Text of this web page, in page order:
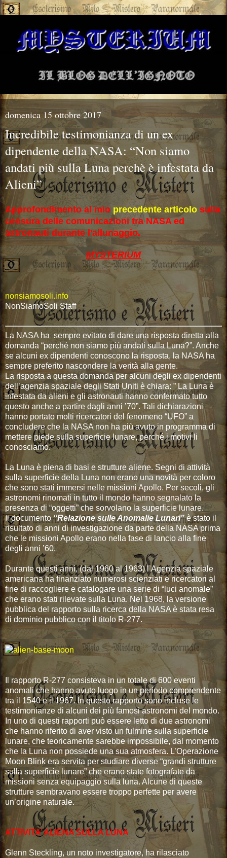
domenica 15 ottobre 2017
Incredibile testimonianza di un ex
dipendente della NASA: “Non siamo
andati più sulla Luna perchè è infestata da
Alieni”
Approfondimento al mio precedente articolo sulla
censura delle comunicazioni tra NASA ed
astronauti durante l'allunaggio.
MYSTERIUM
nonsiamosoli.info
NonSiamoSoli Staff
La NASA ha sempre evitato di dare una risposta diretta alla
domanda “perché non siamo più andati sulla Luna?”. Anche
se alcuni ex dipendenti conoscono la risposta, la NASA ha
sempre preferito nascondere la verità alla gente.
La risposta a questa domanda per alcuni degli ex dipendenti
dell’agenzia spaziale degli Stati Uniti è chiara: ” La Luna è
infestata da alieni e gli astronauti hanno confermato tutto
questo anche a partire dagli anni ’70”. Tali dichiarazioni
hanno portato molti ricercatori del fenomeno “UFO” a
concludere che la NASA non ha più avuto in programma di
mettere piede sulla superficie lunare, perché i motivi li
conosciamo.
La Luna è piena di basi e strutture aliene. Segni di attività
sulla superficie della Luna non erano una novità per coloro
che sono stati immersi nelle missioni Apollo. Per secoli, gli
astronomi rinomati in tutto il mondo hanno segnalato la
presenza di “oggetti” che sorvolano la superficie lunare.
Il documento“Relazione sulle Anomalie Lunari” è stato il
risultato di anni di investigazione da parte della NASA prima
che le missioni Apollo erano nella fase di lancio alla fine
degli anni ’60.
Durante questi anni, (dal 1960 al 1963) l’Agenzia spaziale
americana ha finanziato numerosi scienziati e ricercatori al
fine di raccogliere e catalogare una serie di “luci anomale”
che erano stati rilevate sulla Luna. Nel 1968, la versione
pubblica del rapporto sulla ricerca della NASA è stata resa
di dominio pubblico con il titolo R-277.
Il rapporto R-277 consisteva in un totale di 600 eventi
anomali che hanno avuto luogo in un periodo comprendente
tra il 1540 e il 1967. In questo rapporto sono incluse le
testimonianze di alcuni dei più famosi astronomi del mondo.
In uno di questi rapporti può essere letto di due astronomi
che hanno riferito di aver visto un fulmine sulla superficie
lunare, che teoricamente sarebbe impossibile, dal momento
che la Luna non possiede una sua atmosfera. L’Operazione
Moon Blink era servita per studiare diverse “grandi strutture
sulla superficie lunare” che erano state fotografate da
missioni senza equipaggio sulla luna. Alcune di queste
strutture sembravano essere troppo perfette per avere
un’origine naturale.
ATTIVITA’ ALIENA SULLA LUNA
Glenn Steckling, un noto investigatore, ha rilasciato